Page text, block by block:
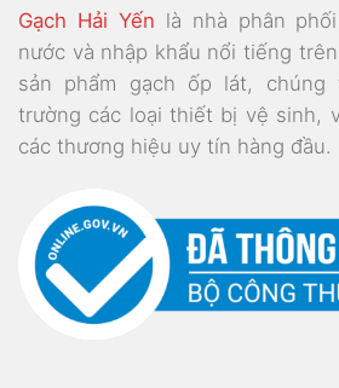
Gạch Hải Yến là nhà phân
nước và nhập khẩu nổi tiếng
sản phẩm gạch ốp lát,
trường các loại thiết bị vệ sinh,
các thương hiệu uy tín hàng đầu.